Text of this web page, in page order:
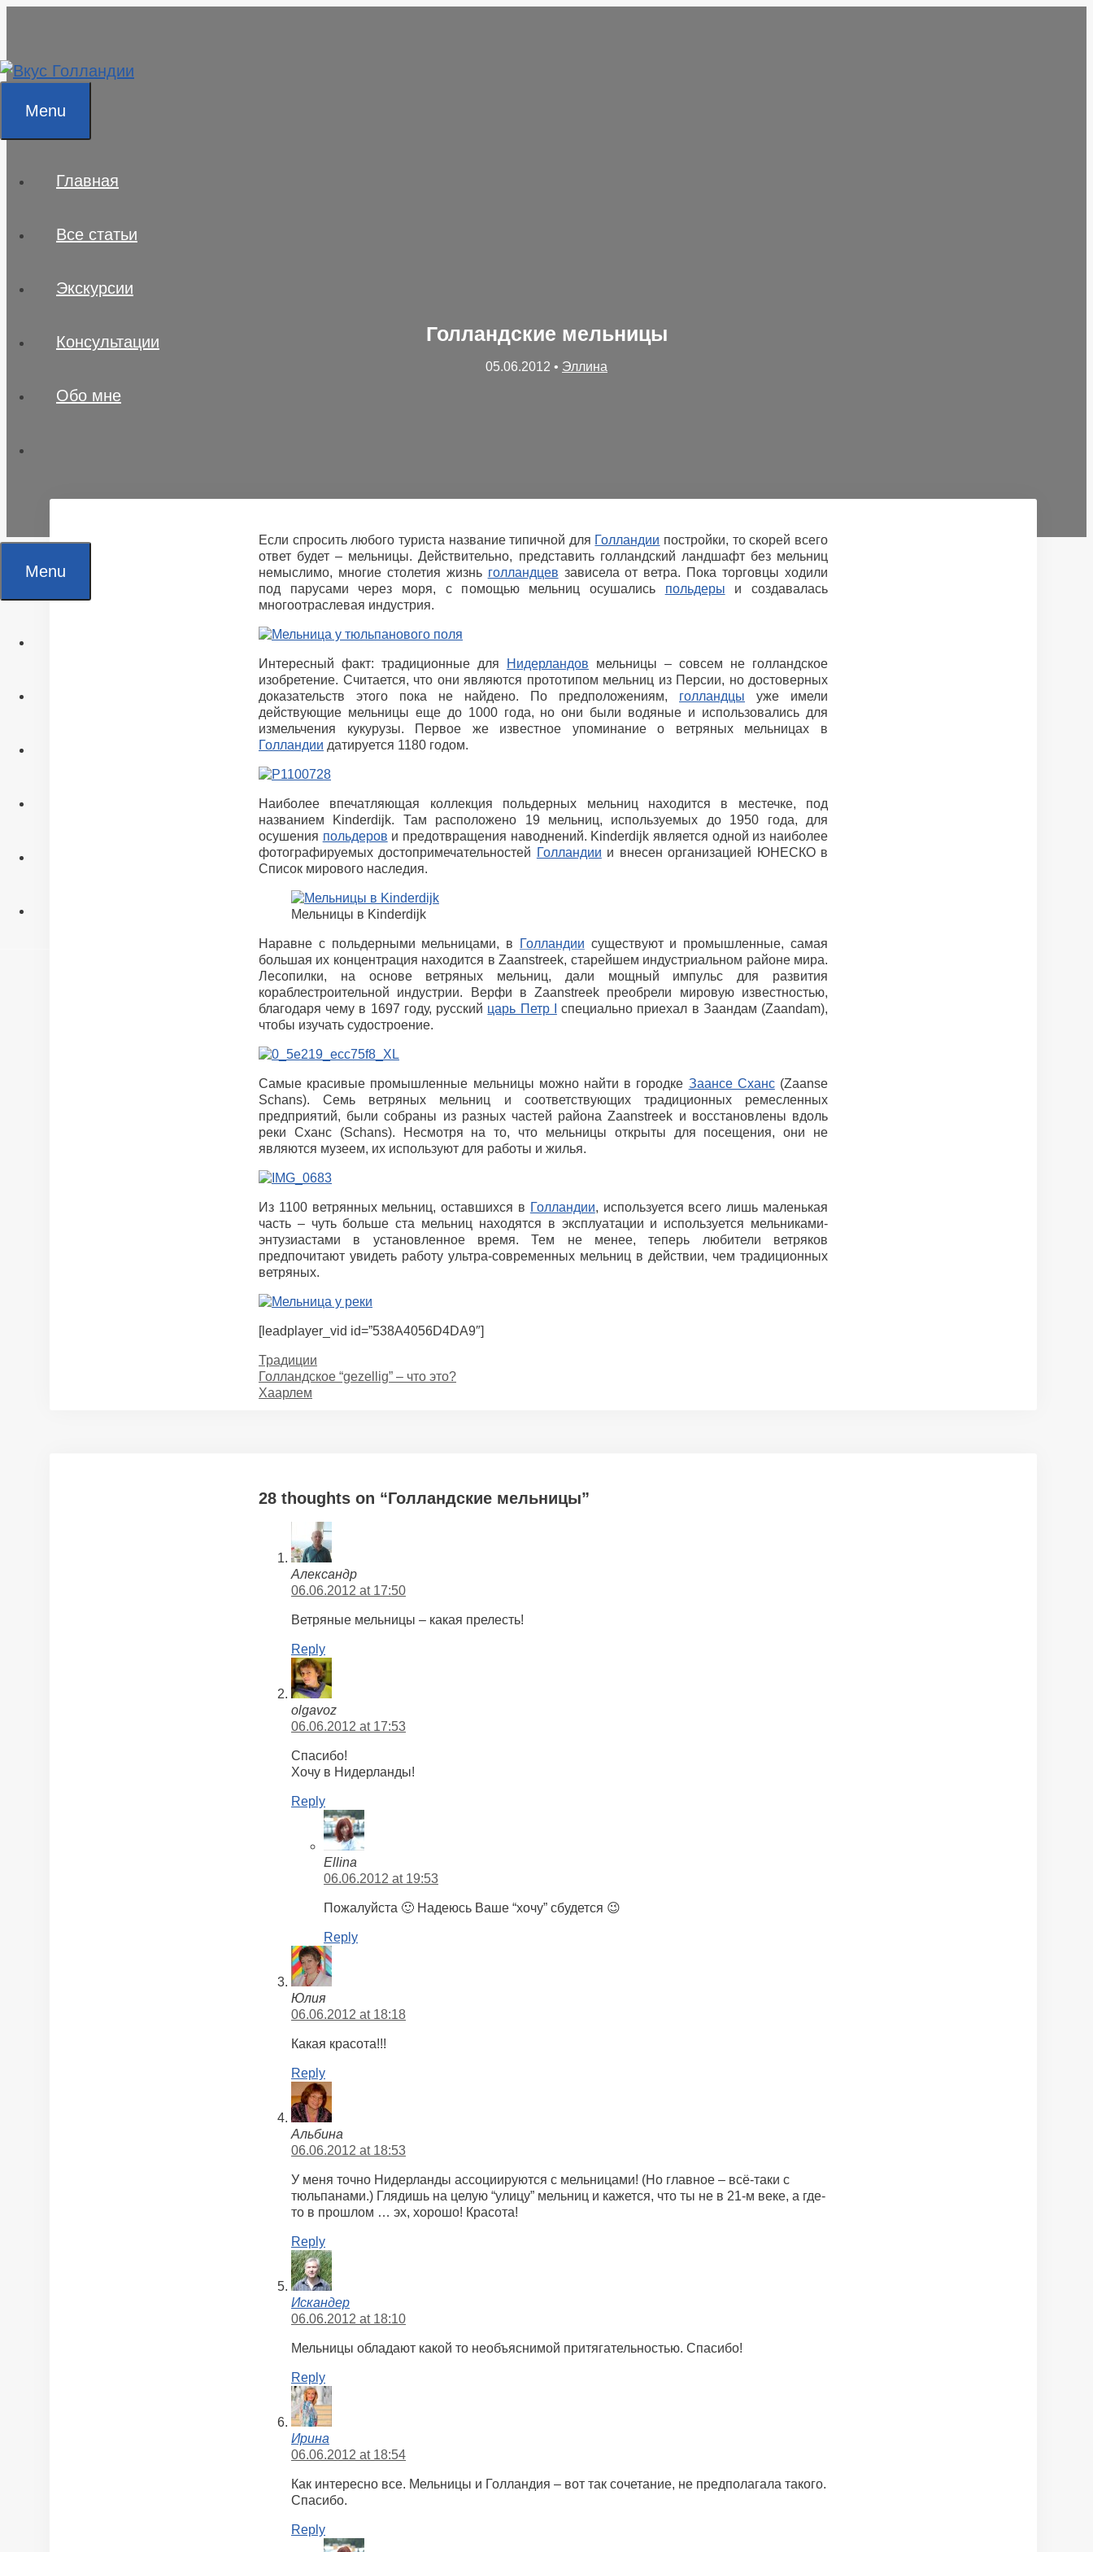
Menu
Главная
Все статьи
Экскурсии
Консультации
Обо мне
Menu
Голландские мельницы
05.06.2012 • Эллина
Если спросить любого туриста название типичной для Голландии постройки, то скорей всего
ответ будет – мельницы. Действительно, представить голландский ландшафт без мельниц
немыслимо, многие столетия жизнь голландцев зависела от ветра. Пока торговцы ходили
под парусами через моря, с помощью мельниц осушались польдеры и создавалась
многоотраслевая индустрия.
Интересный факт: традиционные для Нидерландов мельницы – совсем не голландское
изобретение. Считается, что они являются прототипом мельниц из Персии, но достоверных
доказательств этого пока не найдено. По предположениям, голландцы уже имели
действующие мельницы еще до 1000 года, но они были водяные и использовались для
измельчения кукурузы. Первое же известное упоминание о ветряных мельницах в
Голландии датируется 1180 годом.
Наиболее впечатляющая коллекция польдерных мельниц находится в местечке, под
названием Kinderdijk. Там расположено 19 мельниц, используемых до 1950 года, для
осушения польдеров и предотвращения наводнений. Kinderdijk является одной из наиболее
фотографируемых достопримечательностей Голландии и внесен организацией ЮНЕСКО в
Список мирового наследия.
Мельницы в Kinderdijk
Наравне с польдерными мельницами, в Голландии существуют и промышленные, самая
большая их концентрация находится в Zaanstreek, старейшем индустриальном районе мира.
Лесопилки, на основе ветряных мельниц, дали мощный импульс для развития
кораблестроительной индустрии. Верфи в Zaanstreek преобрели мировую известностью,
благодаря чему в 1697 году, русский царь Петр I
специально приехал в Заандам (Zaandam),
чтобы изучать судостроение.
Самые красивые промышленные мельницы можно найти в городке Заансе Сханс(Zaanse
Schans). Семь ветряных мельниц и соответствующих традиционных ремесленных
предприятий, были собраны из разных частей района Zaanstreek и восстановлены вдоль
реки Сханс (Schans). Несмотря на то, что мельницы открыты для посещения, они не
являются музеем, их используют для работы и жилья.
Из 1100 ветрянных мельниц, оставшихся в Голландии, используется всего лишь маленькая
часть – чуть больше ста мельниц находятся в эксплуатации и используется мельниками-
энтузиастами в установленное время. Тем не менее, теперь любители ветряков
предпочитают увидеть работу ультра-современных мельниц в действии, чем традиционных
ветряных.
[leadplayer_vid id=”538A4056D4DA9″]
Categories
Традиции
Голландское “gezellig” – что это?
Хаарлем
28 thoughts on “Голландские мельницы”
Александр
06.06.2012 at 17:50
Ветряные мельницы – какая прелесть!
Reply
olgavoz
06.06.2012 at 17:53
Спасибо!
Хочу в Нидерланды!
Reply
Ellina
06.06.2012 at 19:53
Пожалуйста 🙂 Надеюсь Ваше “хочу” сбудется 😉
Reply
Юлия
06.06.2012 at 18:18
Какая красота!!!
Reply
Альбина
06.06.2012 at 18:53
У меня точно Нидерланды ассоциируются с мельницами! (Но главное – всё-таки с
тюльпанами.) Глядишь на целую “улицу” мельниц и кажется, что ты не в 21-м веке, а где-
то в прошлом … эх, хорошо! Красота!
Reply
Искандер
06.06.2012 at 18:10
Мельницы обладают какой то необъяснимой притягательностью. Спасибо!
Reply
Ирина
06.06.2012 at 18:54
Как интересно все. Мельницы и Голландия – вот так сочетание, не предполагала такого.
Спасибо.
Reply